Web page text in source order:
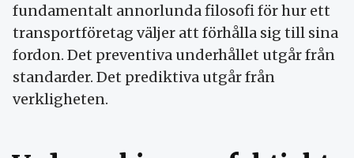
fundamentalt annorlunda filosofi för hur ett
transportföretag väljer att förhålla sig till sina
fordon. Det preventiva underhållet utgår från
standarder. Det prediktiva utgår från
verkligheten.